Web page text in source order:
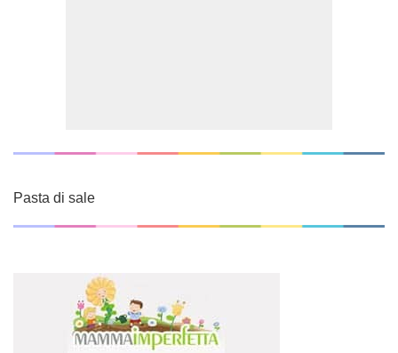
Pasta di sale